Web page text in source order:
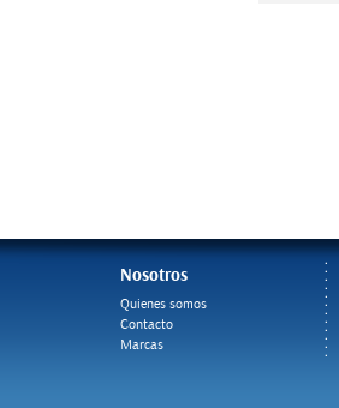
Nosotros
Quienes somos
Contacto
Marcas